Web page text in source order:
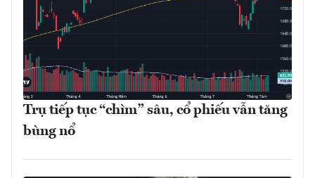
Trụ tiếp tục “chìm” sâu, cổ phiếu vẫn tăng
bùng nổ